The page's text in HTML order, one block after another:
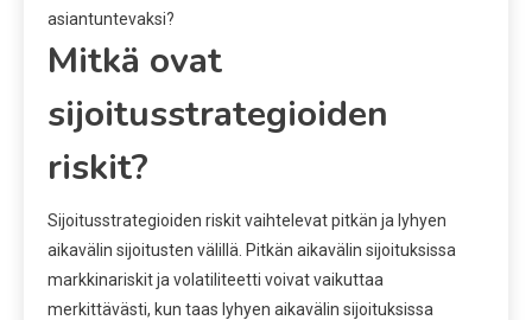
asiantuntevaksi?
Mitkä ovat
sijoitusstrategioiden
riskit?
Sijoitusstrategioiden riskit vaihtelevat pitkän ja lyhyen
aikavälin sijoitusten välillä. Pitkän aikavälin sijoituksissa
markkinariskit ja volatiliteetti voivat vaikuttaa
merkittävästi, kun taas lyhyen aikavälin sijoituksissa